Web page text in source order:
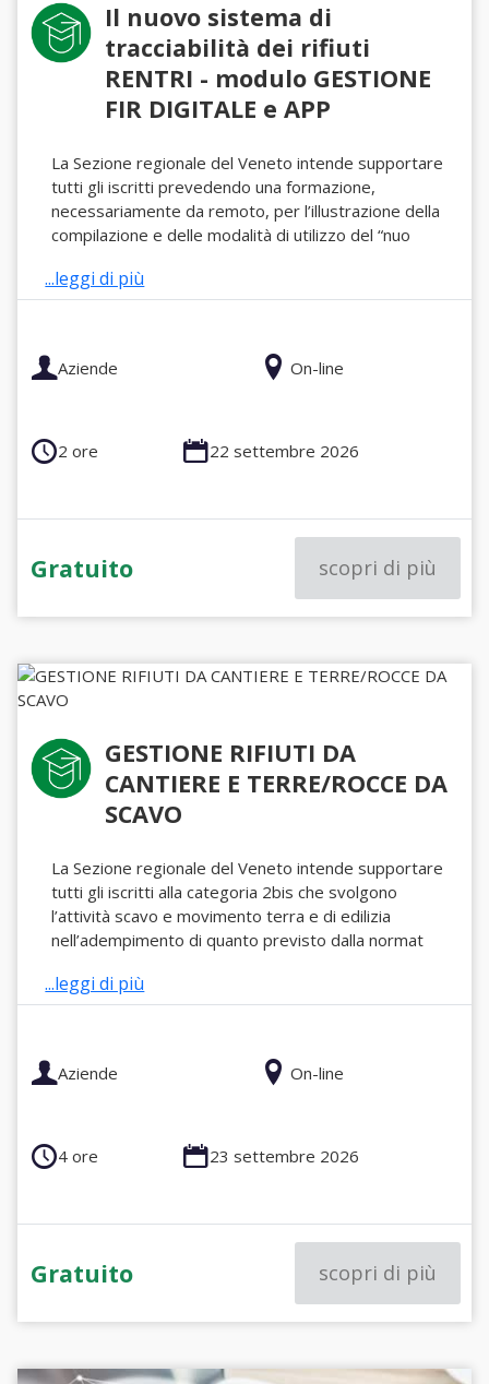
Il nuovo sistema di
tracciabilità dei rifiuti
RENTRI - modulo GESTIONE
FIR DIGITALE e APP
La Sezione regionale del Veneto intende supportare
tutti gli iscritti prevedendo una formazione,
necessariamente da remoto, per l’illustrazione della
compilazione e delle modalità di utilizzo del “nuo
...leggi di più
Aziende On-line
2 ore 22 settembre 2026
Gratuito scopri di più
GESTIONE RIFIUTI DA
CANTIERE E TERRE/ROCCE DA
SCAVO
La Sezione regionale del Veneto intende supportare
tutti gli iscritti alla categoria 2bis che svolgono
l’attività scavo e movimento terra e di edilizia
nell’adempimento di quanto previsto dalla normat
...leggi di più
Aziende On-line
4 ore 23 settembre 2026
Gratuito scopri di più